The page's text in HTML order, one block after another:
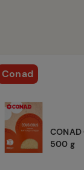
Conad
500 g